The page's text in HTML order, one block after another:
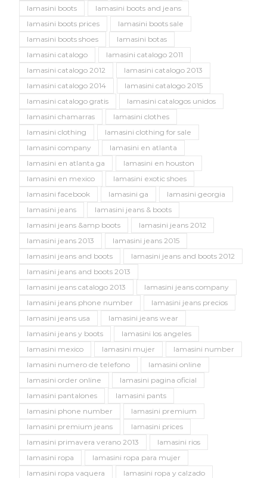
lamasini boots
lamasini boots and jeans
lamasini boots prices
lamasini boots sale
lamasini boots shoes
lamasini botas
lamasini catalogo
lamasini catalogo 2011
lamasini catalogo 2012
lamasini catalogo 2013
lamasini catalogo 2014
lamasini catalogo 2015
lamasini catalogo gratis
lamasini catalogos unidos
lamasini chamarras
lamasini clothes
lamasini clothing
lamasini clothing for sale
lamasini company
lamasini en atlanta
lamasini en atlanta ga
lamasini en houston
lamasini en mexico
lamasini exotic shoes
lamasini facebook
lamasini ga
lamasini georgia
lamasini jeans
lamasini jeans & boots
lamasini jeans &amp boots
lamasini jeans 2012
lamasini jeans 2013
lamasini jeans 2015
lamasini jeans and boots
lamasini jeans and boots 2012
lamasini jeans and boots 2013
lamasini jeans catalogo 2013
lamasini jeans company
lamasini jeans phone number
lamasini jeans precios
lamasini jeans usa
lamasini jeans wear
lamasini jeans y boots
lamasini los angeles
lamasini mexico
lamasini mujer
lamasini number
lamasini numero de telefono
lamasini online
lamasini order online
lamasini pagina oficial
lamasini pantalones
lamasini pants
lamasini phone number
lamasini premium
lamasini premium jeans
lamasini prices
lamasini primavera verano 2013
lamasini rios
lamasini ropa
lamasini ropa para mujer
lamasini ropa vaquera
lamasini ropa y calzado